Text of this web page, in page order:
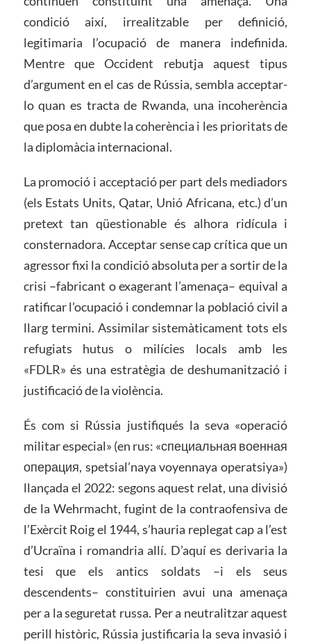
condició així, irrealitzable per definició,
legitimaria l’ocupació de manera indefinida.
Mentre que Occident rebutja aquest tipus
d’argument en el cas de Rússia, sembla acceptar-
lo quan es tracta de Rwanda, una incoherència
que posa en dubte la coherència i les prioritats de
la diplomàcia internacional.
La promoció i acceptació per part dels mediadors
(els Estats Units, Qatar, Unió Africana, etc.) d’un
pretext tan qüestionable és alhora ridícula i
consternadora. Acceptar sense cap crítica que un
agressor fixi la condició absoluta per a sortir de la
crisi –fabricant o exagerant l’amenaça– equival a
ratificar l’ocupació i condemnar la població civil a
llarg termini. Assimilar sistemàticament tots els
refugiats hutus o milícies locals amb les
«FDLR» és una estratègia de deshumanització i
justificació de la violència.
És com si Rússia justifiqués la seva «operació
militar especial» (en rus: «специальная военная
операция, spetsial’naya voyennaya operatsiya»)
llançada el 2022: segons aquest relat, una divisió
de la Wehrmacht, fugint de la contraofensiva de
l’Exèrcit Roig el 1944, s’hauria replegat cap a l’est
d’Ucraïna i romandria allí. D’aquí es derivaria la
tesi que els antics soldats –i els seus
descendents– constituirien avui una amenaça
per a la seguretat russa. Per a neutralitzar aquest
perill històric, Rússia justificaria la seva invasió i